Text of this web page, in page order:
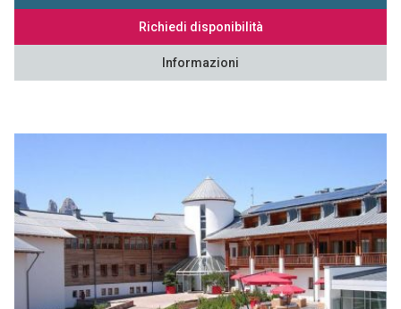
Richiedi disponibilità
Informazioni